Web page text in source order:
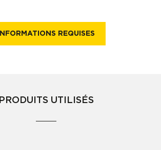
INFORMATIONS REQUISES
PRODUITS UTILISÉS